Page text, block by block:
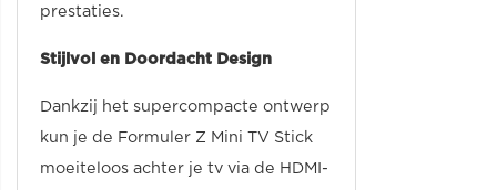
prestaties.
Stijlvol en Doordacht Design
Dankzij het supercompacte ontwerp
kun je de Formuler Z Mini TV Stick
moeiteloos achter je tv via de HDMI-